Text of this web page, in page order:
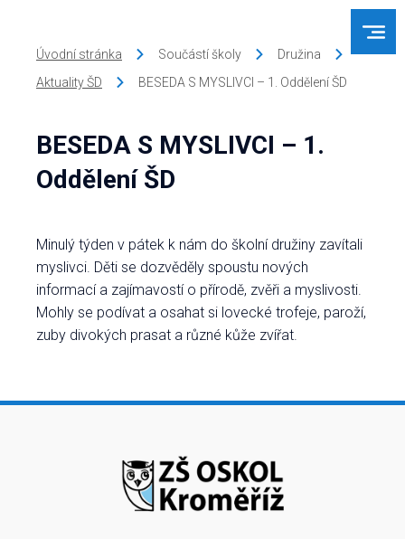
Úvodní stránka Součástí školy
Družina
Aktuality ŠD
BESEDA S MYSLIVCI – 1. Oddělení ŠD
BESEDA S MYSLIVCI – 1.
Oddělení ŠD
Minulý týden v pátek k nám do školní družiny zavítali
myslivci. Děti se dozvěděly spoustu nových
informací a zajímavostí o přírodě, zvěři a myslivosti.
Mohly se podívat a osahat si lovecké trofeje, paroží,
zuby divokých prasat a různé kůže zvířat.